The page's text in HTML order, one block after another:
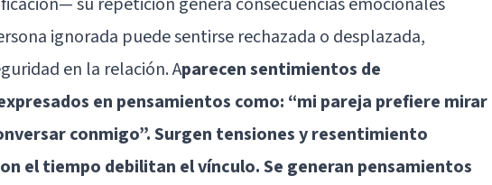
ignorada puede sentirse rechazada o desplazada,
en la relación. Aparecen sentimientos de
en pensamientos como: “mi pareja prefiere mirar
conmigo”. Surgen tensiones y resentimiento
el tiempo debilitan el vínculo. Se generan pensamientos